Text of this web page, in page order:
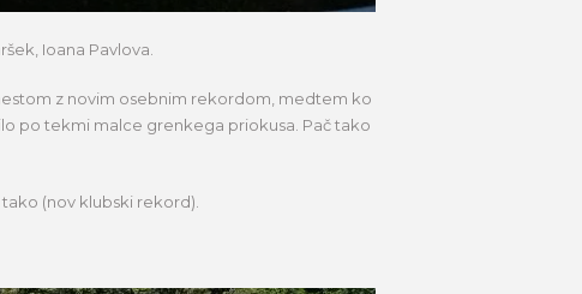
Ioana Pavlova.
z novim osebnim rekordom, medtem ko
po tekmi malce grenkega priokusa. Pač tako
(nov klubski rekord).